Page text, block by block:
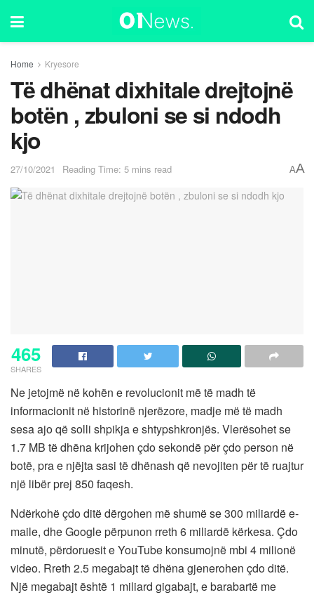
Home Kryesore
Të dhënat dixhitale drejtojnë
botën , zbuloni se si ndodh
kjo
27/10/2021 Reading Time: 5 mins read AA
465
SHARES
Ne jetojmë në kohën e revolucionit më të madh të
informacionit në historinë njerëzore, madje më të madh
sesa ajo që solli shpikja e shtypshkronjës. Vlerësohet se
1.7 MB të dhëna krijohen çdo sekondë për çdo person në
botë, pra e njëjta sasi të dhënash që nevojiten për të ruajtur
një libër prej 850 faqesh.
Ndërkohë çdo ditë dërgohen më shumë se 300 miliardë e-
maile, dhe Google përpunon rreth 6 miliardë kërkesa. Çdo
minutë, përdoruesit e YouTube konsumojnë mbi 4 milionë
video. Rreth 2.5 megabajt të dhëna gjenerohen çdo ditë.
Një megabajt është 1 miliard gigabajt, e barabartë me